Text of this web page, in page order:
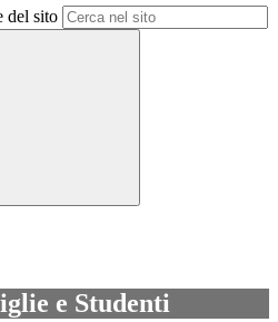
del sito
e Studenti